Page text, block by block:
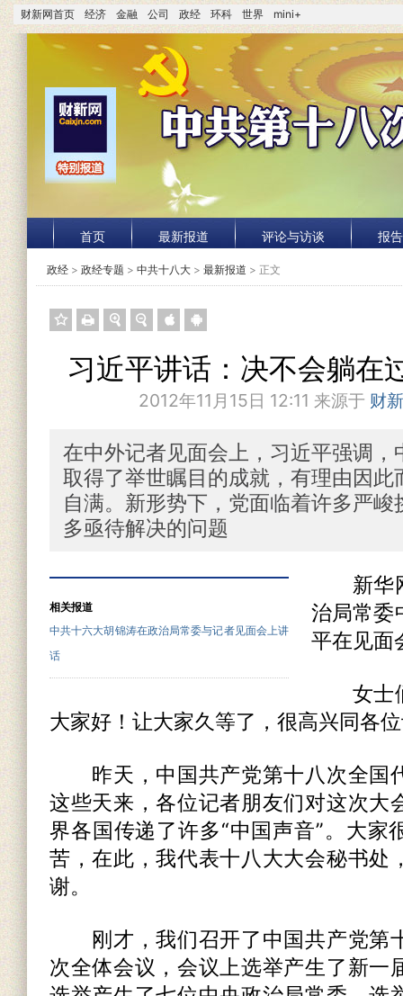
财新网首页 经济 金融 公司 政经 环科 世界 mini+
首页 最新报道 评论与访谈 报
政经 > 政经专题 > 中共十八大 > 最新报道 > 正文
习近平讲话：决不会躺在
2012年11月15日 12:11 来源于 财
在中外记者见面会上，习近平强调，
取得了举世瞩目的成就，有理由因此
自满。新形势下，党面临着许多严
多亟待解决的问题
相关报道
中共十六大胡锦涛在政治局常委与记者见面会上讲
话
新华网
治局常委
平在见面
女士们
大家好！让大家久等了，很高兴同各
昨天，中国共产党第十八次全国
这些天来，各位记者朋友们对这次大
界各国传递了许多“中国声音”。大家
苦，在此，我代表十八大大会秘书处
谢。
刚才，我们召开了中国共产党第
次全体会议，会议上选举产生了新一